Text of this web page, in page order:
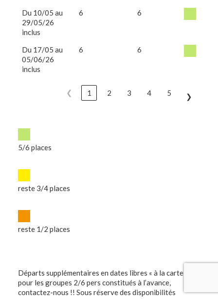
Du 10/05 au
29/05/26
inclus
6 6
Du 17/05 au
05/06/26
inclus
6 6
❮ 1 2 3 4 5 ❯
5/6 places
reste 3/4 places
reste 1/2 places
Départs supplémentaires en dates libres « à la carte »
pour les groupes 2/6 pers constitués à l’avance,
contactez-nous !! Sous réserve des disponibilités